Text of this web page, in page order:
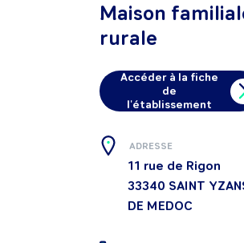
Maison
rurale
Accéder à la fiche
de
l'établissement
ADRESSE
11 rue de Rigon
33340 SAINT
DE MEDOC